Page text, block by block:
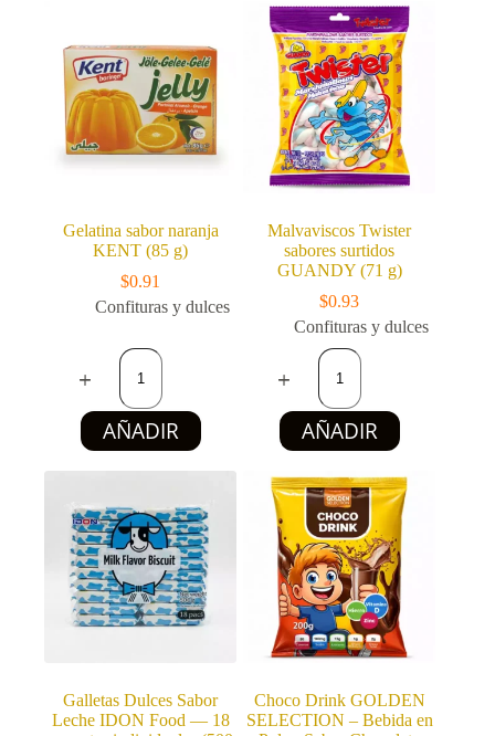
(71
g)
cantidad
Gelatina sabor naranja
KENT (85 g)
$0.91
Confituras y dulces
Gelatina
sabor
naranja
KENT
(85
g)
cantidad
AÑADIR
Malvaviscos Twister
sabores surtidos
GUANDY (71 g)
$0.93
Confituras y dulces
Malvaviscos
Twister
sabores
surtidos
GUANDY
(71
cantidad
AÑADIR
Galletas Dulces Sabor
Leche IDON Food — 18
Choco Drink GOLDEN
SELECTION – Bebida en